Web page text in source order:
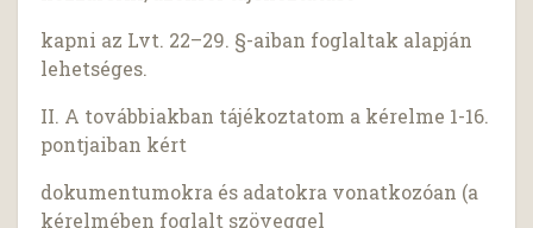
kapni az Lvt. 22–29. §-aiban foglaltak alapján
lehetséges.
II. A továbbiakban tájékoztatom a kérelme 1-16.
pontjaiban kért
dokumentumokra és adatokra vonatkozóan (a
kérelmében foglalt szöveggel